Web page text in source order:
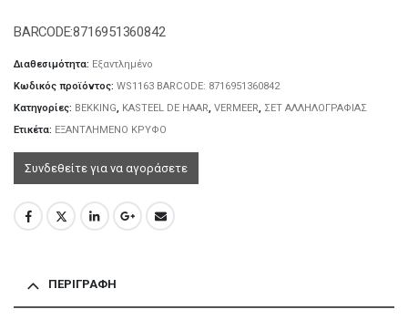
BARCODE:8716951360842
Διαθεσιμότητα: Εξαντλημένο
Κωδικός προϊόντος: WS1163 BARCODE: 8716951360842
Κατηγορίες: BEKKING, KASTEEL DE HAAR, VERMEER, ΣΕΤ ΑΛΛΗΛΟΓΡΑΦΙΑΣ
Ετικέτα: ΕΞΑΝΤΛΗΜΕΝΟ ΚΡΥΦΟ
Συνδεθείτε για να αγοράσετε
ΠΕΡΙΓΡΑΦΉ